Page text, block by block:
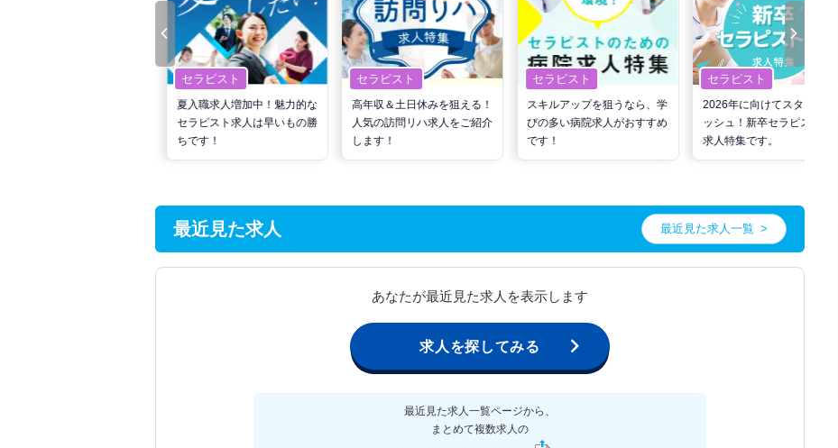
セラピスト
夏入職求人増加中！魅力的な
セラピスト求人は早いもの勝
ちです！
セラピスト
高年収＆土日休みを狙える！
人気の訪問リハ求人をご紹介
します！
セラピスト
スキルアップを狙うなら、学
びの多い病院求人がおすすめ
です！
セラピスト
2026年に向けてスタートダ
ッシュ！新卒セラピスト向け
求人特集です。
最近見た求人 最近見た求人一覧
あなたが最近見た求人を表示します
求人を探してみる
最近見た求人一覧ページから、
まとめて複数求人の